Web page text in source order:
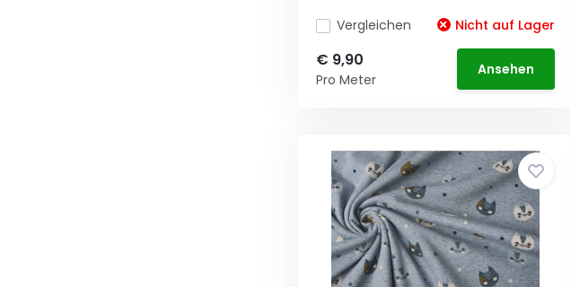
Vergleichen Nicht auf Lager
€ 9,90
Pro Meter
Ansehen